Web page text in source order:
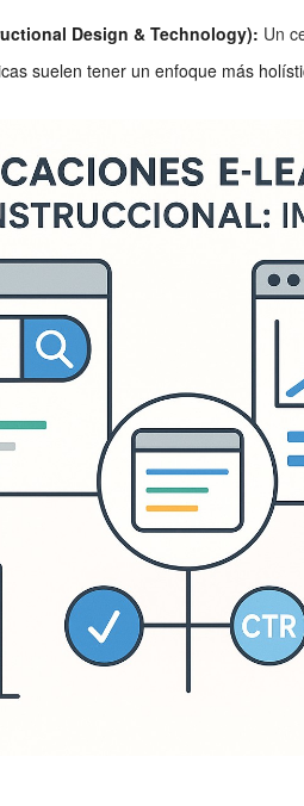
Design & Technology): Un
suelen tener un enfoque más